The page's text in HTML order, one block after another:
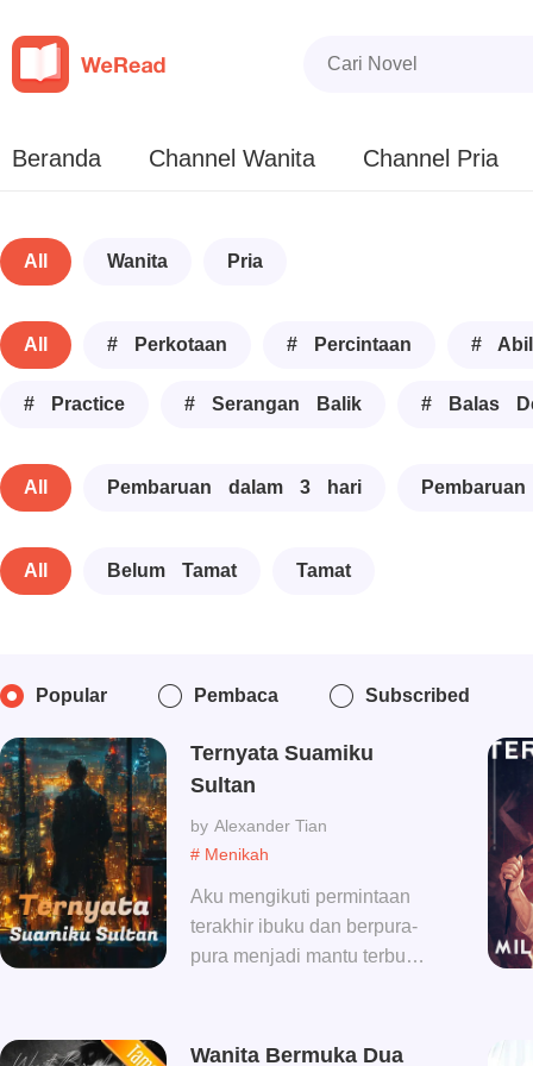
Beranda Channel Wanita Channel Pria
All Wanita Pria
All # Perkotaan # Percintaan #
# Practice # Serangan Balik # Balas
All Pembaruan dalam 3 hari
All Belum Tamat Tamat
Popular Pembaca Subscribed
# Menikah
Ternyata Suamiku
Sultan
Alexander Tian
Aku mengikuti permintaan
terakhir ibuku dan berpura-
pura menjadi mantu terbully
Wanita Bermuka Dua